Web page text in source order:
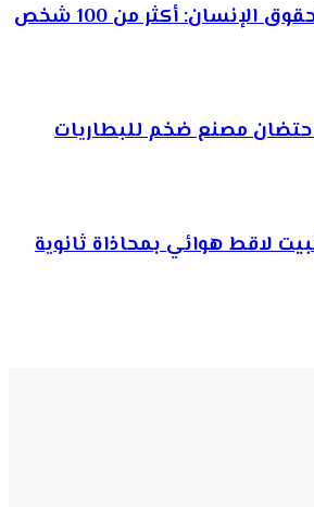
الجمعية المغربية لحقوق الإنسان: أكثر من 100 شخص
مصنع ضخم للبطاريات
لاقط هوائي بمحاذاة ثانوية